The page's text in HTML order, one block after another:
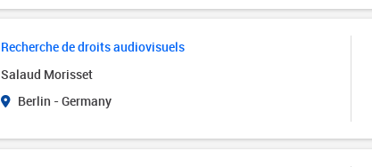
Recherche de droits audiovisuels
Salaud Morisset
Berlin - Germany